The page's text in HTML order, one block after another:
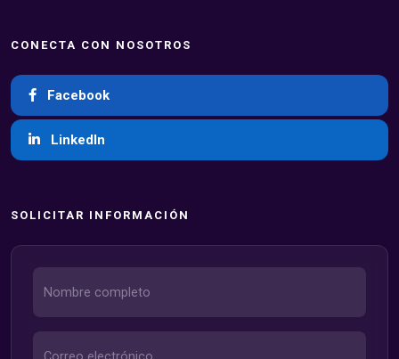
CONECTA CON NOSOTROS
Facebook
LinkedIn
SOLICITAR INFORMACIÓN